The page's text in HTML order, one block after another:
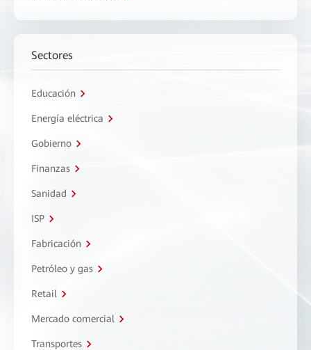
Sectores
Educación
Energía eléctrica
Gobierno
Finanzas
Sanidad
ISP
Fabricación
Petróleo y gas
Retail
Mercado comercial
Transportes